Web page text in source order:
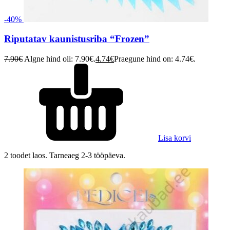
-40%
Riputatav kaunistusriba “Frozen”
7.90€ Algne hind oli: 7.90€.4.74€Praegune hind on: 4.74€.
Lisa korvi
2 toodet laos. Tarneaeg 2-3 tööpäeva.